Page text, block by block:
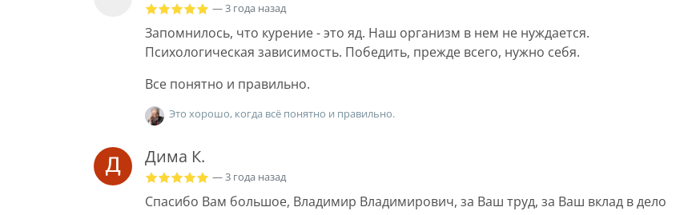
— 3 года назад
Запомнилось, что курение - это яд. Наш организм в нем не нуждается.
Психологическая зависимость. Победить, прежде всего, нужно себя.
Все понятно и правильно.
Это хорошо, когда всё понятно и правильно.
Дима К.
— 3 года назад
Спасибо Вам большое, Владимир Владимирович, за Ваш труд, за Ваш вклад в дело